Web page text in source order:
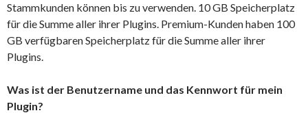
Stammkunden können bis zu verwenden. 10 GB Speicherplatz
für die Summe aller ihrer Plugins. Premium-Kunden haben 100
GB verfügbaren Speicherplatz für die Summe aller ihrer
Plugins.
Was ist der Benutzername und das Kennwort für mein
Plugin?